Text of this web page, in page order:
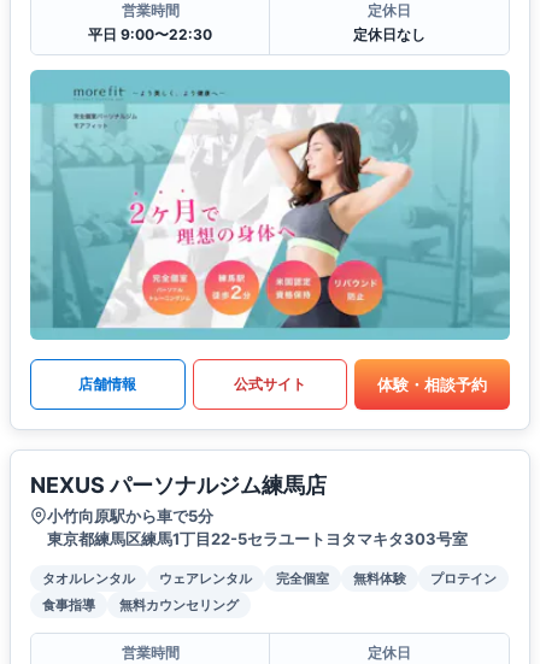
営業時間
平日 9:00〜22:30
定休日
定休日なし
店舗情報 公式サイト 体験・相談予約
NEXUS パーソナルジム練馬店
小竹向原駅から車で5分
東京都練馬区練馬1丁目22-5セラユートヨタマキタ303号室
タオルレンタル ウェアレンタル 完全個室 無料体験
プロテイン
食事指導
無料カウンセリング
営業時間
定休日